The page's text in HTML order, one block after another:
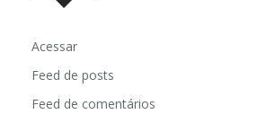
Acessar
Feed de posts
Feed de comentários